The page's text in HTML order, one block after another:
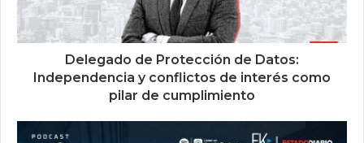
Delegado de Protección de Datos:
Independencia y conflictos de interés como
pilar de cumplimiento